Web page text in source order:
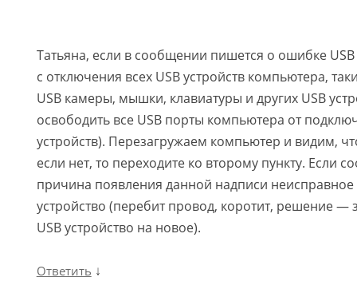
Татьяна, если в сообщении пишется о ошибке USB
с отключения всех USB устройств компьютера,
USB камеры, мышки, клавиатуры и других USB
освободить все USB порты компьютера от
устройств). Перезагружаем компьютер и видим,
если нет, то переходите ко второму пункту. Если
причина появления данной надписи
устройство (перебит провод, коротит, решение —
USB устройство на новое).
Ответить ↓